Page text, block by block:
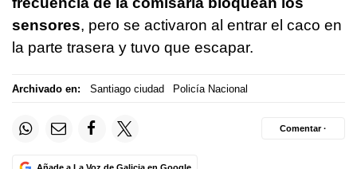
sensores, pero se activaron al entrar el caco en
la parte trasera y tuvo que escapar.
Archivado en: Santiago ciudad Policía Nacional
Añade a La Voz de Galicia en Google
Comentar ·